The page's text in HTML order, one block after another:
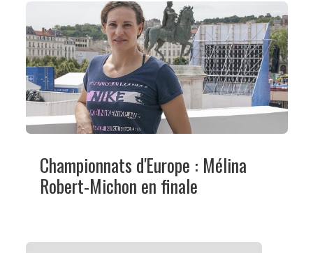
Championnats d'Europe : Mélina
Robert-Michon en finale